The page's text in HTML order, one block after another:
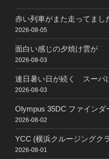
赤い列車がまた走ってまし
2026-08-05
面白い感じの夕焼け雲が
2026-08-03
連日暑い日が続く スーパ
2026-08-03
Olympus 35DC ファインダ
2026-08-02
YCC (横浜クルージングク
2026-08-01